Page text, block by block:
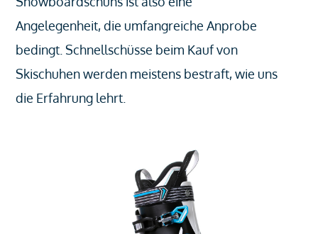
Angelegenheit, die umfangreiche Anprobe
bedingt. Schnellschüsse beim Kauf von
Skischuhen werden meistens bestraft, wie uns
die Erfahrung lehrt.